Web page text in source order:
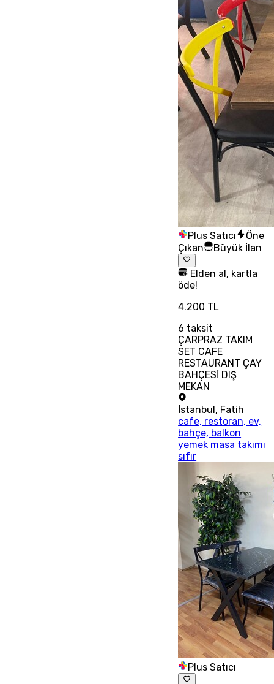
Plus Satıcı
Öne
Çıkan
Büyük İlan
Elden al, kartla
öde!
4.200 TL
6 taksit
ÇARPRAZ TAKIM
SET CAFE
RESTAURANT ÇAY
BAHÇESİ DIŞ
MEKAN
İstanbul , Fatih
cafe, restoran, ev,
bahçe, balkon
yemek masa takımı
sıfır
Plus Satıcı